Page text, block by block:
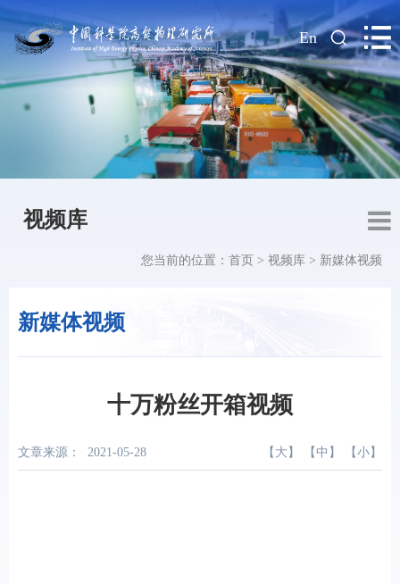
| En
视频库
新媒体视频
您当前的位置： 首页 > 视频库 > 新媒体视频
十万粉丝开箱视频
文章来源： 2021-05-28 【 大 】 【 中 】 【 小 】